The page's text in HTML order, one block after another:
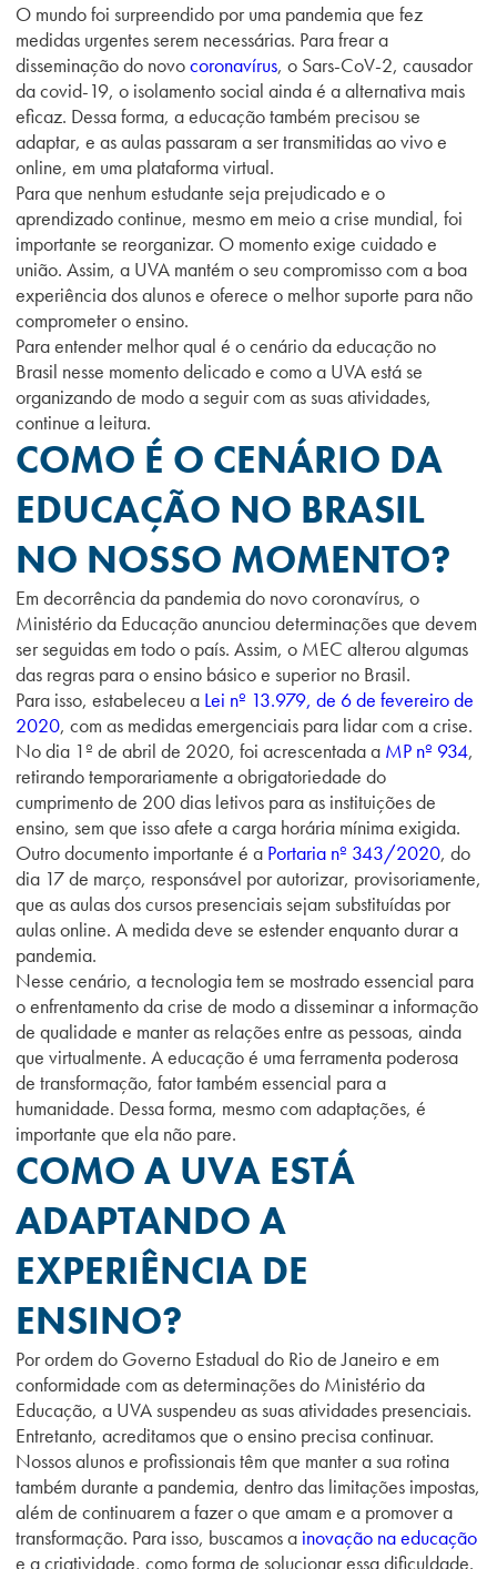
O mundo foi surpreendido por uma pandemia que fez
medidas urgentes serem necessárias. Para frear a
disseminação do novocoronavírus, o Sars-CoV-2, causador
da covid-19, o isolamento social ainda é a alternativa mais
eficaz. Dessa forma, a educação também precisou se
adaptar, e as aulas passaram a ser transmitidas ao vivo e
online, em uma plataforma virtual.
Para que nenhum estudante seja prejudicado e o
aprendizado continue, mesmo em meio a crise mundial, foi
importante se reorganizar. O momento exige cuidado e
união. Assim, a UVA mantém o seu compromisso com a boa
experiência dos alunos e oferece o melhor suporte para não
comprometer o ensino.
Para entender melhor qual é o cenário da educação no
Brasil nesse momento delicado e como a UVA está se
organizando de modo a seguir com as suas atividades,
continue a leitura.
COMO É O CENÁRIO DA
EDUCAÇÃO NO BRASIL
NO NOSSO MOMENTO?
Em decorrência da pandemia do novo coronavírus, o
Ministério da Educação anunciou determinações que devem
ser seguidas em todo o país. Assim, o MEC alterou algumas
das regras para o ensino básico e superior no Brasil.
Para isso, estabeleceu a Lei nº 13.979, de 6 de fevereiro de
2020, com as medidas emergenciais para lidar com a crise.
No dia 1º de abril de 2020, foi acrescentada a MP nº 934,
retirando temporariamente a obrigatoriedade do
cumprimento de 200 dias letivos para as instituições de
ensino, sem que isso afete a carga horária mínima exigida.
Outro documento importante é a Portaria nº 343/2020, do
dia 17 de março, responsável por autorizar, provisoriamente,
que as aulas dos cursos presenciais sejam substituídas por
aulas online. A medida deve se estender enquanto durar a
pandemia.
Nesse cenário, a tecnologia tem se mostrado essencial para
o enfrentamento da crise de modo a disseminar a informação
de qualidade e manter as relações entre as pessoas, ainda
que virtualmente. A educação é uma ferramenta poderosa
de transformação, fator também essencial para a
humanidade. Dessa forma, mesmo com adaptações, é
importante que ela não pare.
COMO A UVA ESTÁ
ADAPTANDO A
EXPERIÊNCIA DE
ENSINO?
Por ordem do Governo Estadual do Rio de Janeiro e em
conformidade com as determinações do Ministério da
Educação, a UVA suspendeu as suas atividades presenciais.
Entretanto, acreditamos que o ensino precisa continuar.
Nossos alunos e profissionais têm que manter a sua rotina
também durante a pandemia, dentro das limitações impostas,
além de continuarem a fazer o que amam e a promover a
transformação. Para isso, buscamos a inovação na educação
e a criatividade, como forma de solucionar essa dificuldade.